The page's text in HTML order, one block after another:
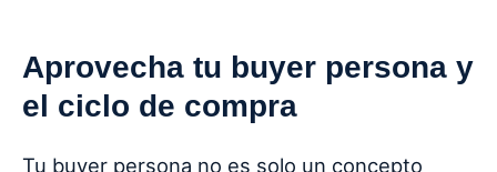
Aprovecha tu buyer persona y
el ciclo de compra
Tu buyer persona no es solo un concepto